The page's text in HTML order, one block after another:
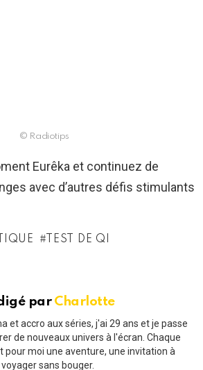
© Radiotips
Eurêka et continuez de
avec d’autres défis stimulants
TEST DE QI
par Charlotte
et accro aux séries, j'ai 29 ans et je passe
de nouveaux univers à l'écran. Chaque
pour moi une aventure, une invitation à
voyager sans bouger.